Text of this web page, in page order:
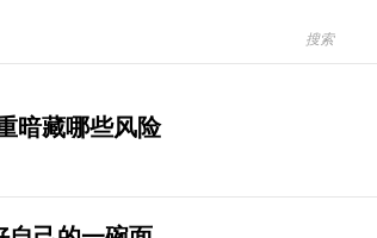
暗藏哪些风险